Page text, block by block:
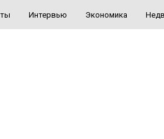
Интервью Экономика